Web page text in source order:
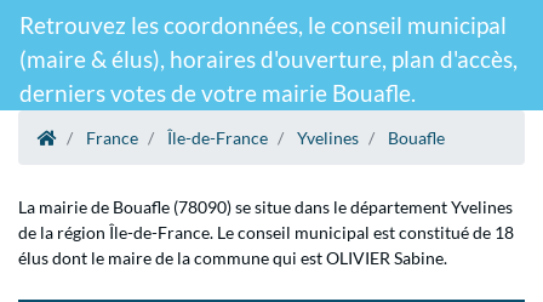
Retrouvez les coordonnées, le conseil municipal
(maire & élus), horaires d'ouverture, plan d'accès,
derniers votes de votre mairie Bouafle.
France Île-de-France Yvelines Bouafle
La mairie de Bouafle (78090) se situe dans le département Yvelines
de la région Île-de-France. Le conseil municipal est constitué de 18
élus dont le maire de la commune qui est OLIVIER Sabine.